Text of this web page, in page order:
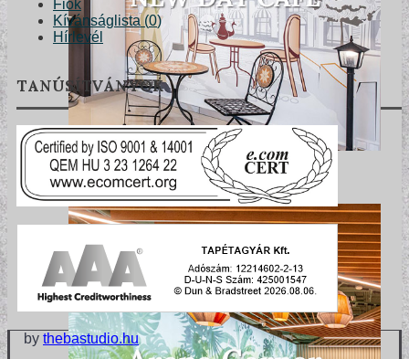
Fiók
Kívánságlista (0)
Hírlevél
TANÚSÍTVÁNYOK
by thebastudio.hu